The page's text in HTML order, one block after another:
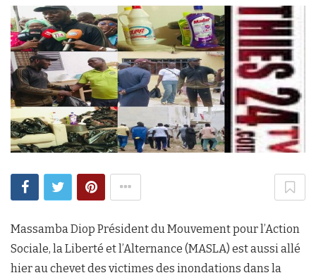
Massamba Diop Président du Mouvement pour l’Action
Sociale, la Liberté et l’Alternance (MASLA) est aussi allé
hier au chevet des victimes des inondations dans la